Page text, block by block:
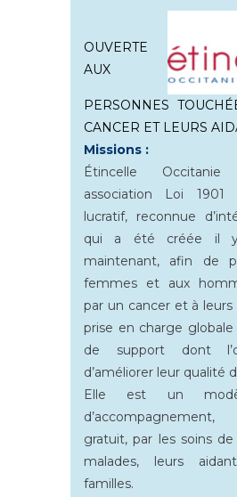
OUVERTE
AUX
PERSONNES
CANCER ET LEURS
Missions :
Étincelle
association Loi
lucratif, reconnue
qui a été créée il
maintenant, afin de
femmes et aux
par un cancer et à leurs
prise en charge globale
de support dont
d’améliorer leur qualité
Elle est un
gratuit, par les soins
malades, leurs
familles.